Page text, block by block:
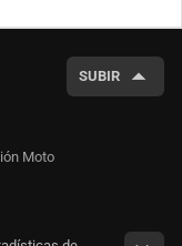
SUBIR
Moto